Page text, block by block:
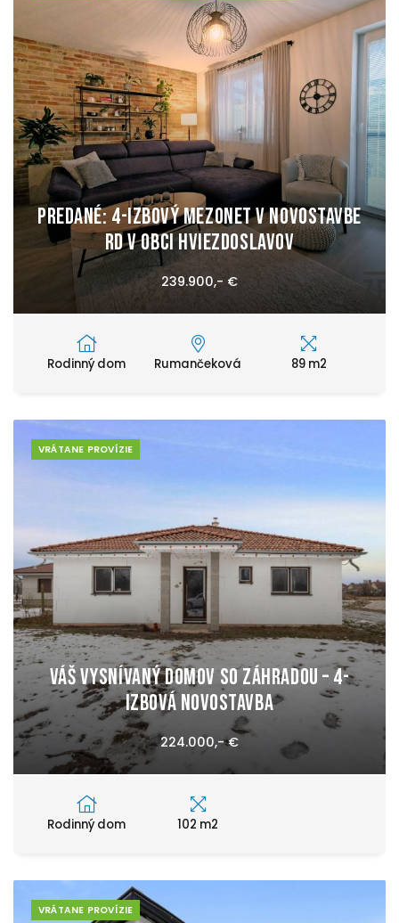
Predané: 4-izbový mezonet v novostavbe
RD v obci Hviezdoslavov
239.900,- €
Rodinný dom Rumančeková 89 m2
VRÁTANE PROVÍZIE
Váš vysnívaný domov so záhradou – 4-
izbová novostavba
224.000,- €
Rodinný dom 102 m2
VRÁTANE PROVÍZIE